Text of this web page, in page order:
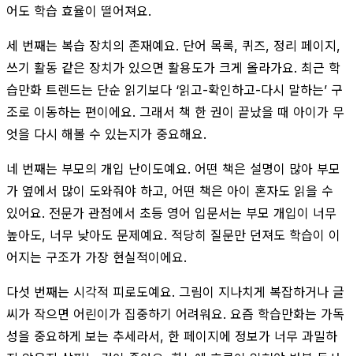
어도 학습 효율이 떨어져요.
세 번째는 복습 장치의 존재예요. 단어 목록, 퀴즈, 정리 페이지,
쓰기 활동 같은 장치가 있으면 활용도가 크게 올라가요. 최근 학
습만화 트렌드는 단순 읽기보다 ‘읽고-확인하고-다시 말하는’ 구
조로 이동하는 편이에요. 그래서 책 한 권이 끝났을 때 아이가 무
엇을 다시 해볼 수 있는지가 중요해요.
네 번째는 부모의 개입 난이도예요. 어떤 책은 설명이 많아 부모
가 옆에서 많이 도와줘야 하고, 어떤 책은 아이 혼자도 읽을 수
있어요. 전문가 관점에서 초등 영어 입문서는 부모 개입이 너무
높아도, 너무 낮아도 문제예요. 적당히 질문만 던져도 학습이 이
어지는 구조가 가장 현실적이에요.
다섯 번째는 시각적 피로도예요. 그림이 지나치게 복잡하거나 글
씨가 작으면 어린이가 집중하기 어려워요. 요즘 학습만화는 가독
성을 중요하게 보는 추세라서, 한 페이지에 정보가 너무 과밀하